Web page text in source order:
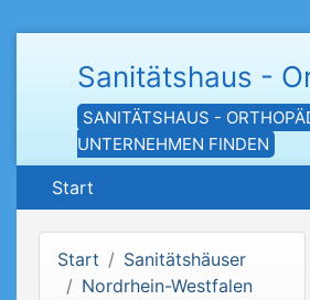
Sanitätshaus -
SANITÄTSHAUS -
UNTERNEHMEN FINDEN
Start
Start
Sanitätshäuser
Nordrhein-Westfalen